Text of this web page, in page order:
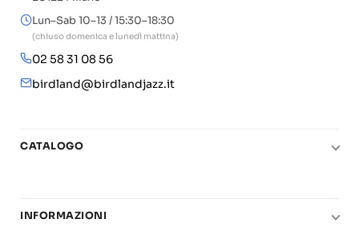
Lun–Sab 10–13 / 15:30–18:30
(chiuso domenica e lunedì mattina)
02 58 31 08 56
birdland@birdlandjazz.it
CATALOGO
Chitarra
INFORMAZIONI